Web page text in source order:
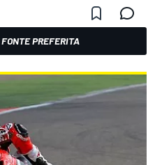
PREFERITA